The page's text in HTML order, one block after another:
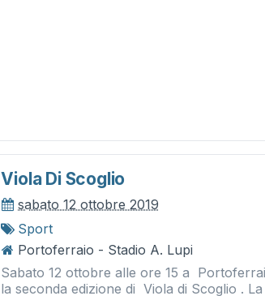
Viola Di Scoglio
sabato 12 ottobre 2019
Sport
Portoferraio - Stadio A. Lupi
Sabato 12 ottobre alle ore 15 a
la seconda edizione di Viola di Scoglio .